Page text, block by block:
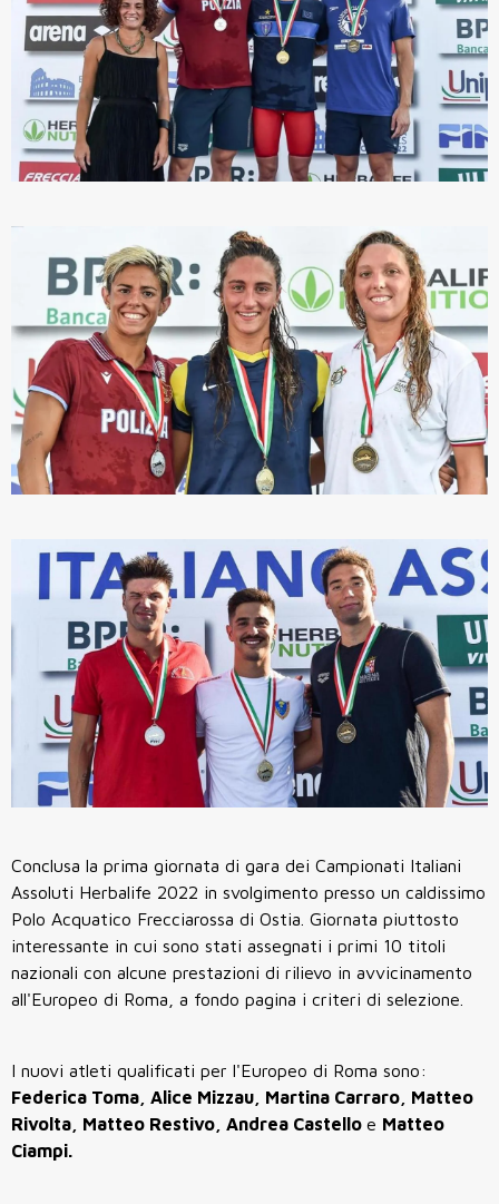
Conclusa la prima giornata di gara dei Campionati Italiani
Assoluti Herbalife 2022 in svolgimento presso un caldissimo
Polo Acquatico Frecciarossa di Ostia. Giornata piuttosto
interessante in cui sono stati assegnati i primi 10 titoli
nazionali con alcune prestazioni di rilievo in avvicinamento
all'Europeo di Roma, a fondo pagina i criteri di selezione.
I nuovi atleti qualificati per l'Europeo di Roma sono:
Federica Toma, Alice Mizzau, Martina Carraro, Matteo
Rivolta, Matteo Restivo, Andrea Castello e Matteo
Ciampi.